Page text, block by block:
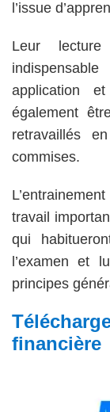
l’issue
Leur
application
également
retravaillés
commises.
travail
qui
l’examen et
principes
financière